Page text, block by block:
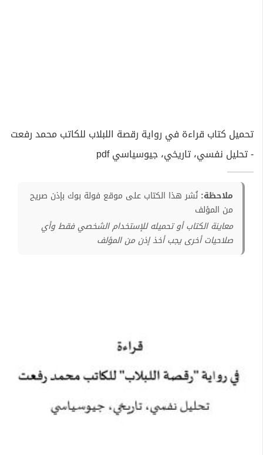
تحميل كتاب قراءة في رواية رقصة اللبلاب للكاتب محمد رفعت
- تحليل نفسي، تاريخي، جيوسياسي pdf
ملاحظة: نُشر هذا الكتاب على موقع فولة بوك بإذن صريح
من المؤلف
معاينة الكتاب أو تحميله للإستخدام الشخصي فقط وأي
صلاحيات أخرى يجب أخذ إذن من المؤلف